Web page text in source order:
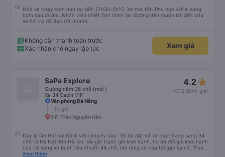
Nhà xe chạy sớm hơn dự kiến 17h30-5h15. Xe mới tốt. Phù hợp với ai sáng
hôm sau đi làm. Nhân viên nhiệt tình mình lạc đường đến muộn khi đến phụ
xe hỗ trợ đồ đạc rất nhanh
Không cần thanh toán trước
Xác nhận chỗ ngay lập tức
Xem giá
SaPa Explore
Giường nằm 36 chỗ (mới )
Xe 34 Cabin VIP
4.2 star_rate
(313 đánh giá)
Văn phòng Đà Nẵng
14 giờ
5 P. Trần Nguyên Hãn
Đây là lần thứ hai tôi đi với công ty này. Tôi đã đặt vé xe buýt hạng sang 34
chỗ từ Hà Nội đến Hội An. Vài giờ trước giờ khởi hành, họ đã đổi giờ khởi hành
của tôi sang xe buýt tiêu chuẩn 44 chỗ, nói rằng xe của tôi gặp sự cố. Trong
quá trình sắp xếp lại, họ tự động xếp tôi vào một chỗ ngồi rất tệ. Sau khi
Xem thêm